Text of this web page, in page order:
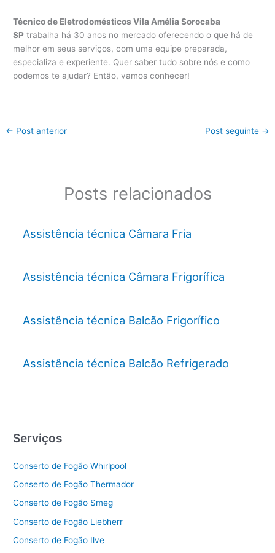
Técnico de Eletrodomésticos Vila Amélia Sorocaba
SP trabalha há 30 anos no mercado oferecendo o que há de
melhor em seus serviços, com uma equipe preparada,
especializa e experiente. Quer saber tudo sobre nós e como
podemos te ajudar? Então, vamos conhecer!
← Post anterior Post seguinte →
Posts relacionados
Assistência técnica Câmara Fria
Assistência técnica Câmara Frigorífica
Assistência técnica Balcão Frigorífico
Assistência técnica Balcão Refrigerado
Serviços
Conserto de Fogão Whirlpool
Conserto de Fogão Thermador
Conserto de Fogão Smeg
Conserto de Fogão Liebherr
Conserto de Fogão Ilve